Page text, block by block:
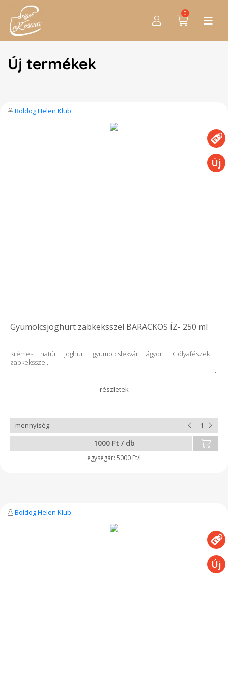
0
Új termékek
Boldog Helen Klub
Gyümölcsjoghurt zabkeksszel BARACKOS ÍZ- 250 ml
Krémes natúr joghurt gyümölcslekvár ágyon. Gólyafészek
zabkeksszel.
1000 Ft / db
5000 Ft/l
Boldog Helen Klub